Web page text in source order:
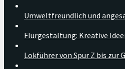
Umweltfreundlich und
Flurgestaltung: Kreative
Lokführer von Spur Z bis zur